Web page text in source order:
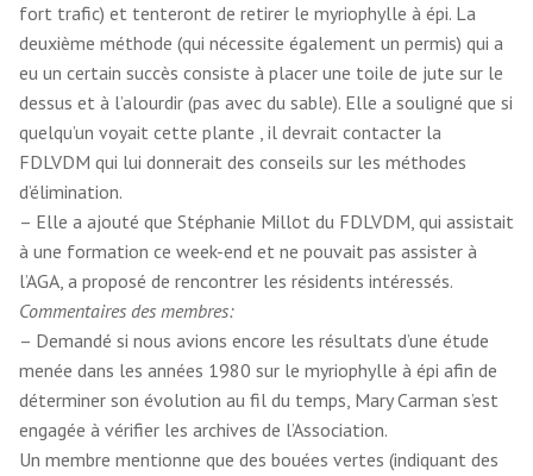
fort trafic) et tenteront de retirer le myriophylle à épi. La
deuxième méthode (qui nécessite également un permis) qui a
eu un certain succès consiste à placer une toile de jute sur le
dessus et à l’alourdir (pas avec du sable). Elle a souligné que si
quelqu’un voyait cette plante , il devrait contacter la
FDLVDM qui lui donnerait des conseils sur les méthodes
d’élimination.
– Elle a ajouté que Stéphanie Millot du FDLVDM, qui assistait
à une formation ce week-end et ne pouvait pas assister à
l’AGA, a proposé de rencontrer les résidents intéressés.
Commentaires des membres:
– Demandé si nous avions encore les résultats d’une étude
menée dans les années 1980 sur le myriophylle à épi afin de
déterminer son évolution au fil du temps, Mary Carman s’est
engagée à vérifier les archives de l’Association.
Un membre mentionne que des bouées vertes (indiquant des